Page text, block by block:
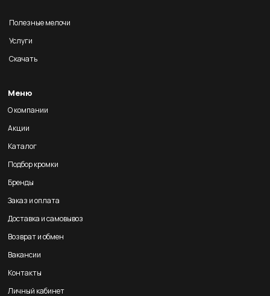
Полезные мелочи
Услуги
Скачать
Меню
О компании
Акции
Каталог
Подбор кромки
Бренды
Заказ и оплата
Доставка и самовывоз
Возврат и обмен
Вакансии
Контакты
Личный кабинет